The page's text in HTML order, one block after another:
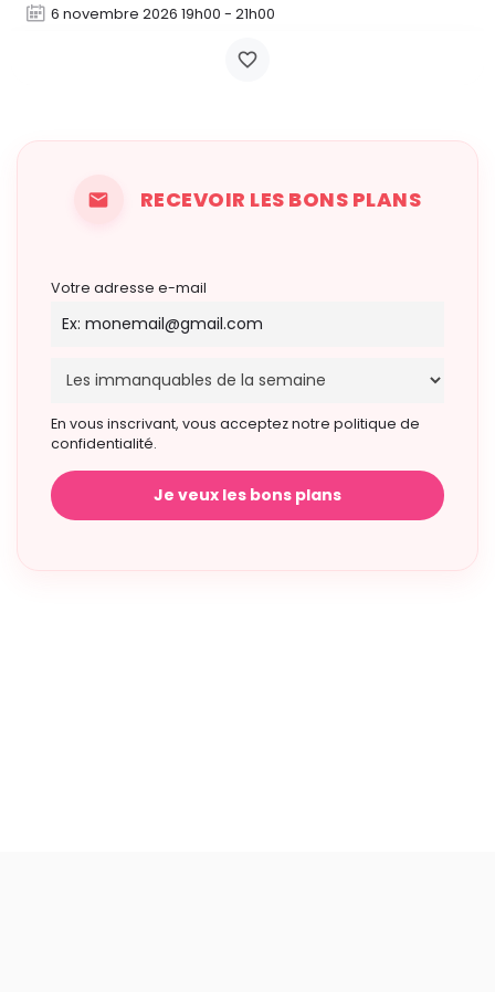
6 novembre 2026 19h00 - 21h00
RECEVOIR LES BONS PLANS
Votre adresse e-mail
En vous inscrivant, vous acceptez notre politique de
confidentialité.